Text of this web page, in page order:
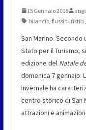
15 Gennaio 2018
bilancio, flussi turistici
San Marino. Secondo
Stato per il Turismo,
edizione del Natale
domenica 7 gennaio.
invernale ha
centro storico di San
attrazioni e